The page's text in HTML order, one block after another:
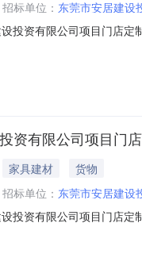
招标单位： 东莞市安居建设
投资有限公司项目门店
）、东莞实业投资控
资有限公司项目门
家具建材
货物
招标单位： 东莞市安居建设
投资有限公司项目门店
）、东莞实业投资控